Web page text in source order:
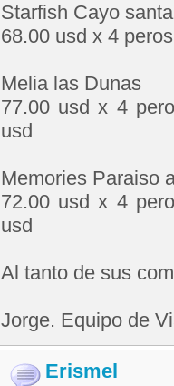
Starfish Cayo
68.00 usd x 4
Melia las Dunas
77.00 usd x 4
usd
Memories Paraiso
72.00 usd x 4
usd
Al tanto de sus
Jorge. Equipo de
Erismel